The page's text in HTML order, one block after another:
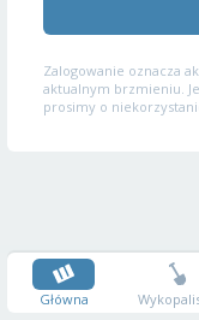
Zalogowanie oznacza
aktualnym brzmieniu.
prosimy o
Główna